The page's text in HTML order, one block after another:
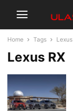
Home Tags
Lexus RX